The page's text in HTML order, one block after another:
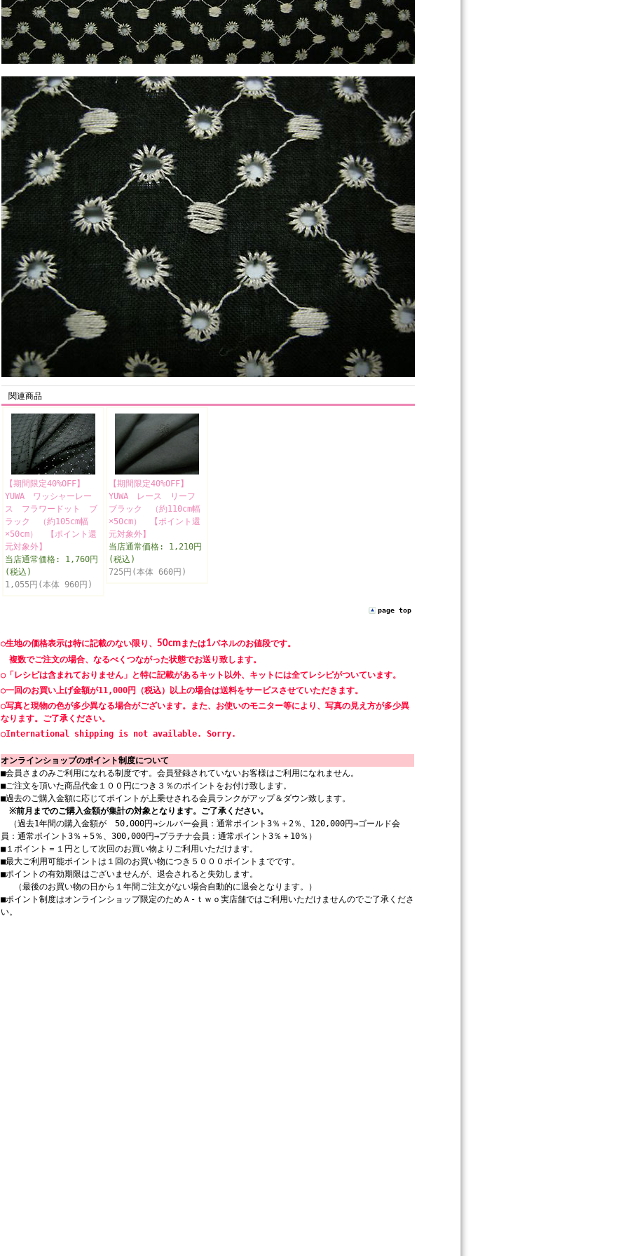
関連商品
【期間限定40%OFF】
YUWA ワッシャーレー
ス フラワードット ブ
ラック （約105cm幅
×50cm） 【ポイント還
元対象外】
当店通常価格: 1,760円
(税込)
1,055円(本体 960円)
【期間限定40%OFF】
YUWA レース リーフ
ブラック （約110cm幅
×50cm） 【ポイント還
元対象外】
当店通常価格: 1,210円
(税込)
725円(本体 660円)
page top
○生地の価格表示は特に記載のない限り、 50cmまたは1パネルのお値段です。
複数でご注文の場合、なるべくつながった状態でお送り致します。
○「レシピは含まれておりません」と特に記載があるキット以外、キットには全てレシピがついています。
○一回のお買い上げ金額が11,000円（税込）以上の場合は送料をサービスさせていただきます。
○写真と現物の色が多少異なる場合がございます。また、お使いのモニター等により、写真の見え方が多少異
なります。ご了承ください。
○International shipping is not available. Sorry.
オンラインショップのポイント制度について
■会員さまのみご利用になれる制度です。会員登録されていないお客様はご利用になれません。
■ご注文を頂いた商品代金１００円につき３％のポイントをお付け致します。
■過去のご購入金額に応じてポイントが上乗せされる会員ランクがアップ＆ダウン致します。
※前月までのご購入金額が集計の対象となります。ご了承ください。
（過去1年間の購入金額が 50,000円→シルバー会員：通常ポイント3％＋2％、120,000円→ゴールド会
員：通常ポイント3％＋5％、300,000円→プラチナ会員：通常ポイント3％＋10％）
■１ポイント＝１円として次回のお買い物よりご利用いただけます。
■最大ご利用可能ポイントは１回のお買い物につき５０００ポイントまでです。
■ポイントの有効期限はございませんが、退会されると失効します。
（最後のお買い物の日から１年間ご注文がない場合自動的に退会となります。）
■ポイント制度はオンラインショップ限定のためＡ-ｔｗｏ実店舗ではご利用いただけませんのでご了承くださ
い。